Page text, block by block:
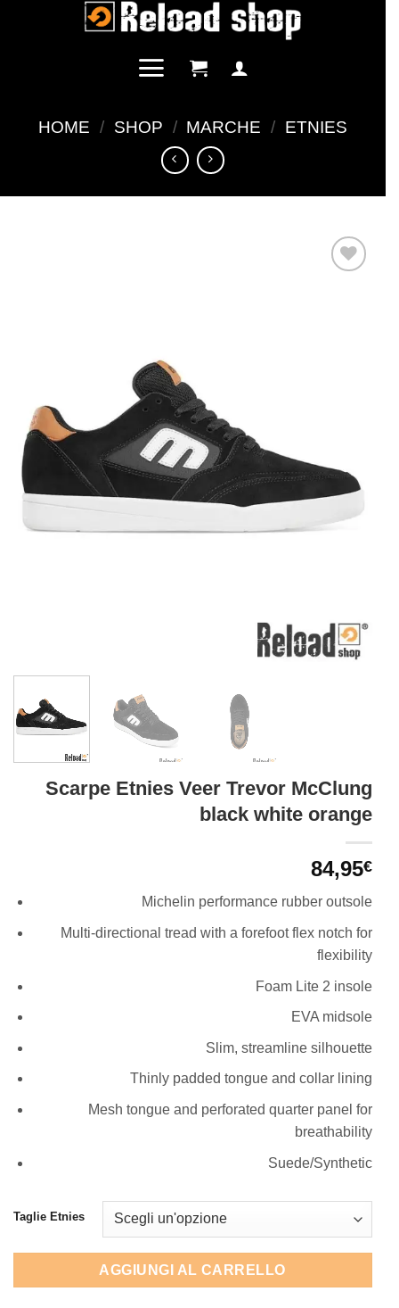
HOME / SHOP / MARCHE / ETNIES
Scarpe Etnies Veer Trevor McClung
black white orange
84,95€
Michelin performance rubber outsole
Multi-directional tread with a forefoot flex notch for
flexibility
Foam Lite 2 insole
EVA midsole
Slim, streamline silhouette
Thinly padded tongue and collar lining
Mesh tongue and perforated quarter panel for
breathability
Suede/Synthetic
Taglie Etnies
AGGIUNGI AL CARRELLO